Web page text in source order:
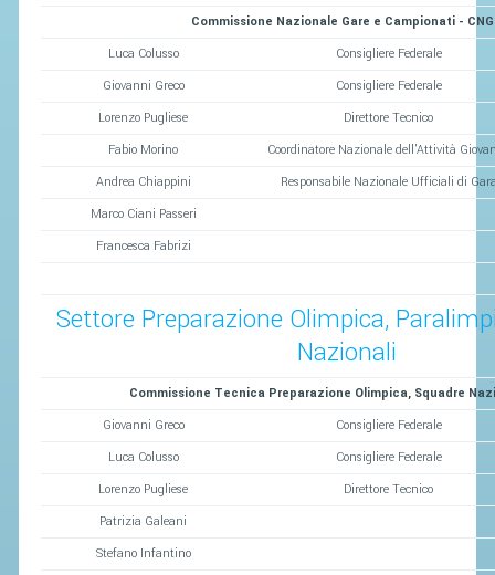
Commissione Nazionale Gare e Campionati -
Luca Colusso
Consigliere Federale
Giovanni Greco
Consigliere Federale
Lorenzo Pugliese
Direttore Tecnico
Fabio Morino
Coordinatore Nazionale dell'Attività
Andrea Chiappini
Responsabile Nazionale Ufficiali di
Marco Ciani Passeri
Francesca Fabrizi
Settore Preparazione Olimpica,
Nazionali
Commissione Tecnica Preparazione Olimpica, Squadre
Giovanni Greco
Consigliere Federale
Luca Colusso
Consigliere Federale
Lorenzo Pugliese
Direttore Tecnico
Patrizia Galeani
Stefano Infantino